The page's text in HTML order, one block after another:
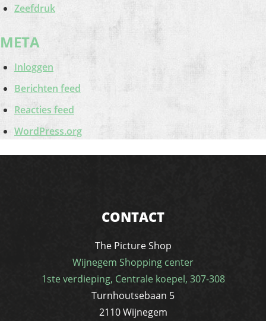
Zeefdruk
META
Inloggen
Berichten feed
Reacties feed
WordPress.org
CONTACT
The Picture Shop
Wijnegem Shopping center
1ste verdieping, Centrale koepel, 307-308
Turnhoutsebaan 5
2110 Wijnegem